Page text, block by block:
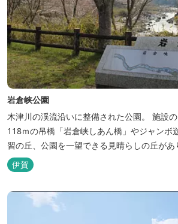
岩倉峡公園
木津川の渓流沿いに整備された公園。 施設
118ｍの吊橋「岩倉峡しあん橋」やジャンボ
習の丘、公園を一望できる見晴らしの丘があ
利用できるキャンプ場も併設されています。
やぶっちゃに至る「川辺の道」があり、旧岩
る憩いの場となっています。
伊賀